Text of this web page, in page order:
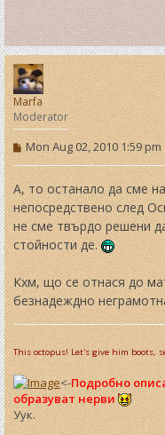
Marfa
Moderator
P
o
s
t
Mon Aug 02, 2010 1:59 pm
А, то останало да сме
непосредствено след
не сме твърдо решени
стойности де.
Кхм, що се отнася до
безнадеждно
This octopus! Let's give him boots,
<-Подробно
образуват нерви
Уук.